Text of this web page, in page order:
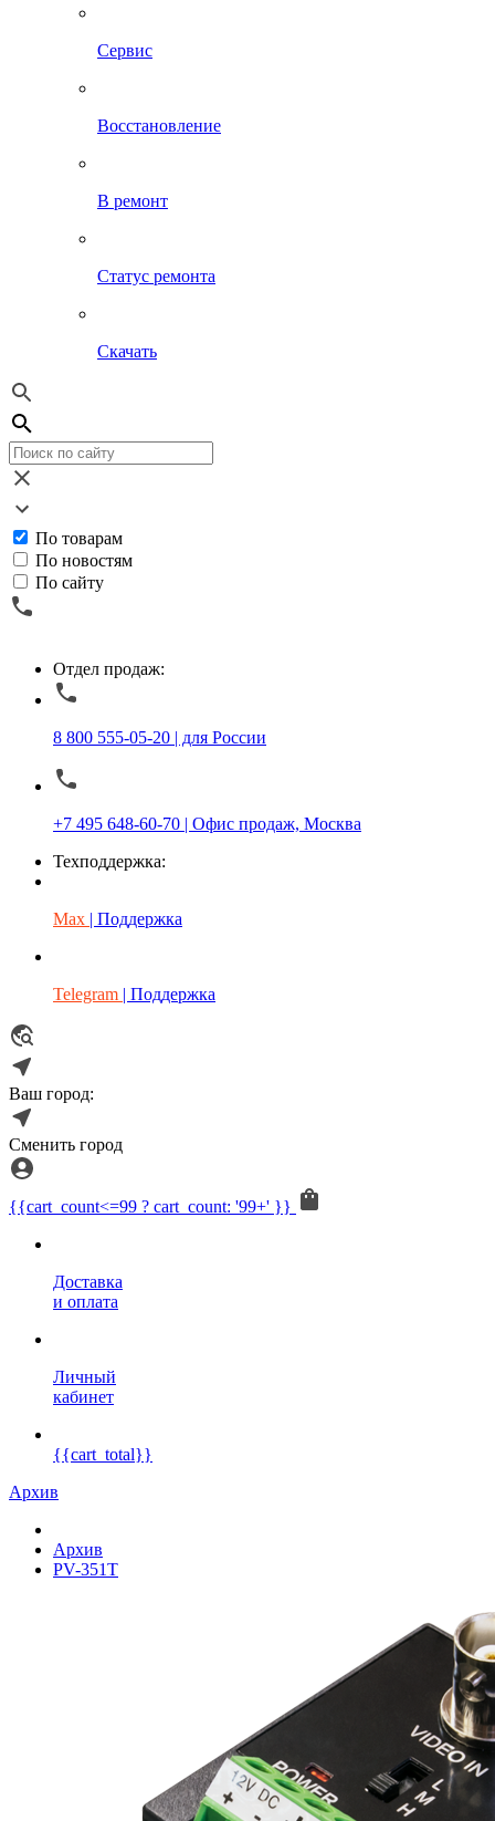
Сервис
Восстановление
В ремонт
Статус ремонта
Скачать
По товарам
По новостям
По сайту
Отдел продаж:
8 800 555-05-20 | для России
+7 495 648-60-70 | Офис продаж, Москва
Техподдержка:
Max | Поддержка
Telegram | Поддержка
Ваш город:
Сменить город
{{cart_count<=99 ? cart_count: '99+' }}
Доставка
и оплата
Личный
кабинет
{{cart_total}}
Архив
Архив
PV-351T